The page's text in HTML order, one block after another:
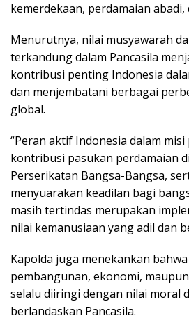
kemerdekaan, perdamaian abadi,
Menurutnya, nilai musyawarah
terkandung dalam Pancasila
kontribusi penting Indonesia
dan menjembatani berbagai
global.
“Peran aktif Indonesia dalam
kontribusi pasukan perdamaian
Perserikatan Bangsa-Bangsa,
menyuarakan keadilan bagi
masih tertindas merupakan
nilai kemanusiaan yang adil dan
Kapolda juga menekankan
pembangunan, ekonomi,
selalu diiringi dengan nilai moral
berlandaskan Pancasila.